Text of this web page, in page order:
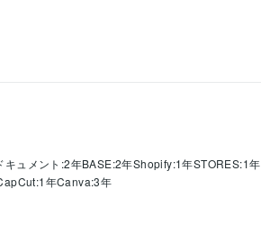
キュメント:2年BASE:2年Shopify:1年STORES:1年
年Canva:3年